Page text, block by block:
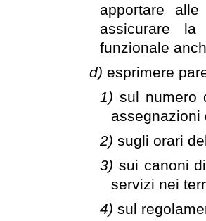
apportare
assicurare
funzionale
d) esprimere
1)sul numero
assegnazioni
2)sugli orari
3) sui canoni
servizi nei
4)sul